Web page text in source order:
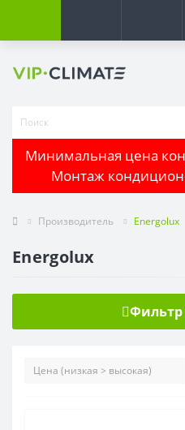
Минимальная цена
Монтаж
Производитель Energolux
Energolux
Фильтр